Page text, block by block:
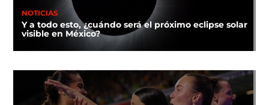
NOTICIAS
Y a todo esto, ¿cuándo será el próximo eclipse solar
visible en México?